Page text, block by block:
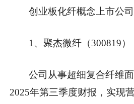
创业板化纤概念上市公司
1、聚杰微纤（300819）
公司从事超细复合纤维
2025年第三季度财报，实现